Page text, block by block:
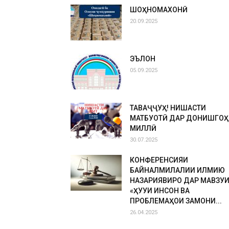
ШОҲНОМАХОНӢ
20.09.2025
ЭЪЛОН
05.09.2025
ТАВАҶҶУҲ! НИШАСТИ
МАТБУОТӢ ДАР
МИЛЛӢ
30.07.2025
КОНФЕРЕНСИЯИ
БАЙНАЛМИЛАЛИИ ИЛМИЮ
НАЗАРИЯВИРО ДАР МАВЗУИ
«ҲУҚУҚИ ИНСОН ВА
ПРОБЛЕМАҲОИ ЗАМОНИ...
26.04.2025